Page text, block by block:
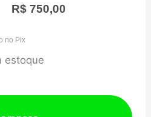
R$750,00
no Pix
estoque